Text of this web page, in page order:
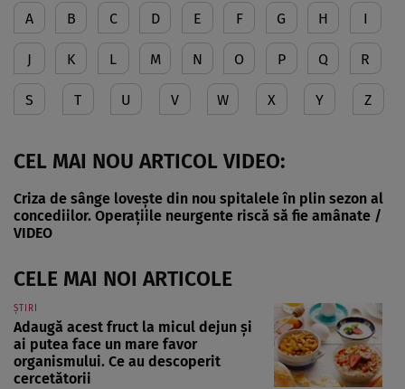
A B C D E F G H I
J K L M N O P Q R
S T U V W X Y Z
CEL MAI NOU ARTICOL VIDEO:
Criza de sânge lovește din nou spitalele în plin sezon al
concediilor. Operațiile neurgente riscă să fie amânate /
VIDEO
CELE MAI NOI ARTICOLE
ȘTIRI
Adaugă acest fruct la micul dejun și
ai putea face un mare favor
organismului. Ce au descoperit
cercetătorii